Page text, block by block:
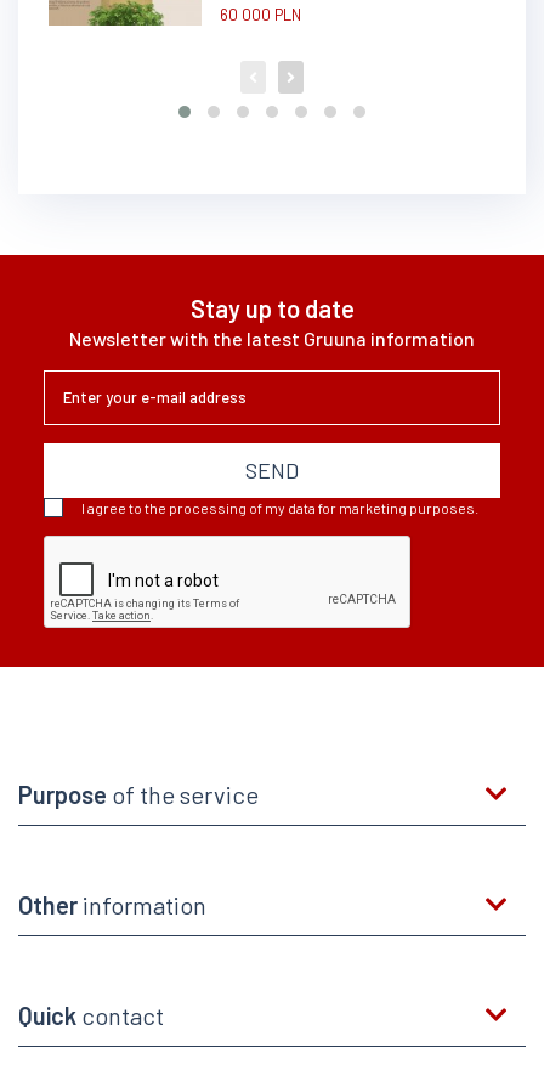
60 000 PLN
Stay up to date
Newsletter with the latest Gruuna information
SEND
I agree to the processing of my data for marketing purposes.
Purpose of the service
Other information
Quick contact